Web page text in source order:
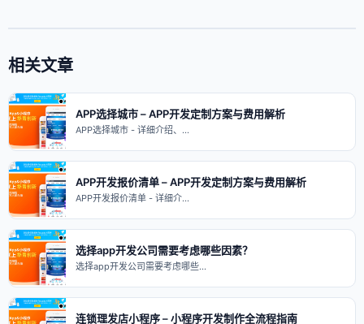
相关文章
APP选择城市 – APP开发定制方案与费用解析
APP选择城市 - 详细介绍、…
APP开发报价清单 – APP开发定制方案与费用解析
APP开发报价清单 - 详细介…
选择app开发公司需要考虑哪些因素？
选择app开发公司需要考虑哪些…
连锁理发店小程序 – 小程序开发制作全流程指南